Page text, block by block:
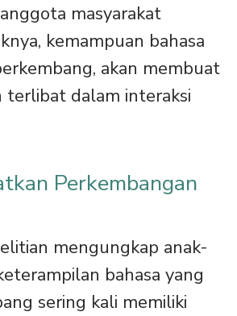
masyarakat
kemampuan bahasa
akan membuat
terlibat dalam interaksi
Perkembangan
mengungkap anak-
bahasa yang
sering kali memiliki